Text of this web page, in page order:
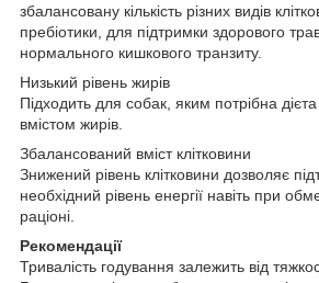
збалансовану кількість різних видів
пребіотики, для підтримки здорового
нормального кишкового транзиту.
Низький рівень жирів
Підходить для собак, яким потрібна
вмістом жирів.
Збалансований вміст клітковини
Знижений рівень клітковини дозволяє
необхідний рівень енергії навіть при
раціоні.
Рекомендації
Тривалість годування залежить від